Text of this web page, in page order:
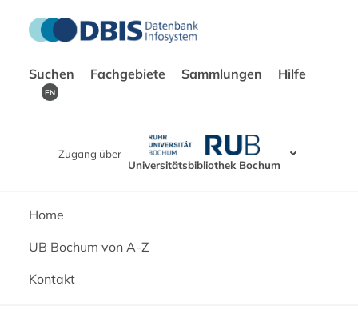
Suchen Fachgebiete Sammlungen Hilfe
EN
Zugang über
Universitätsbibliothek Bochum
Home
UB Bochum von A-Z
Kontakt